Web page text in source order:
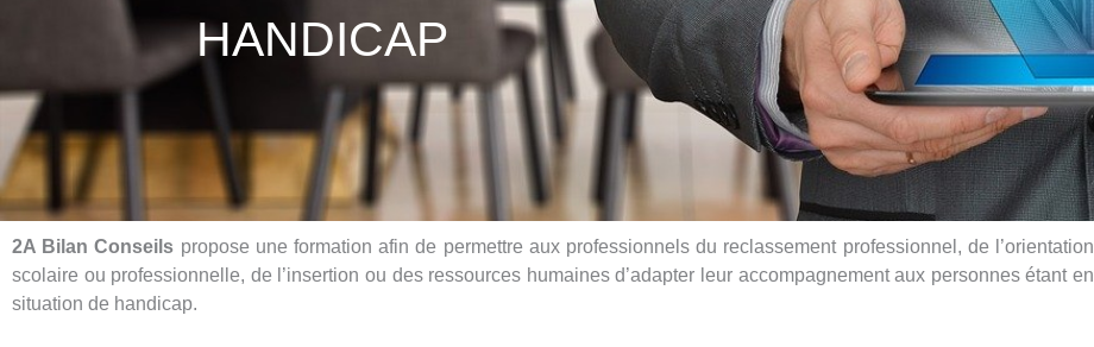
HANDICAP
2A Bilan Conseils propose une formation afin de permettre aux professionnels du reclassement professionnel, de l’orientation
scolaire ou professionnelle, de l’insertion ou des ressources humaines d’adapter leur accompagnement aux personnes étant en
situation de handicap.